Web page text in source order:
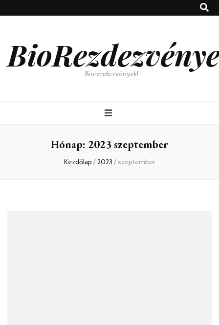
…Biorendezvények!
Hónap: 2023 szeptember
Kezdőlap /2023 / szeptember